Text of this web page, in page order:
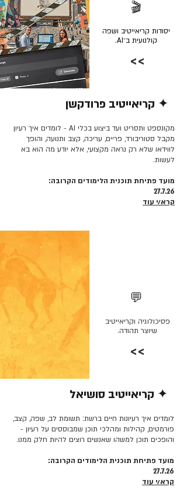
🎬
יסודות קריאייטיב ושפה
קולנועית ב־AI.
>>
✦ קריאייטיב פרודקשן
מקונספט ותסריט ועד ביצוע בכלי AI - לומדים איך רעיון
מקבל סטוריבורד, פריים, עריכה, קצב ותנועה, והופך
לווידאו שלא רק נראה מקצועי, אלא יודע מה הוא בא
לעשות.
מועד פתיחת תוכנית הלימודים הקרובה:
27.7.26
קרא/י עוד
💬
פסיכולוגיה וקריאייטיב
שיוצר תהודה.
>>
✦ קריאייטיב סושיאל
לומדים איך רעיונות חיים ברשת: תשומת לב, שפה, קצב,
פורמטים, קהילות ומהלכי תוכן שמבוססים על רעיון -
והופכים תוכן למשהו שאנשים רוצים להיות חלק ממנו.
מועד פתיחת תוכנית הלימודים הקרובה:
27.7.26
קרא/י עוד